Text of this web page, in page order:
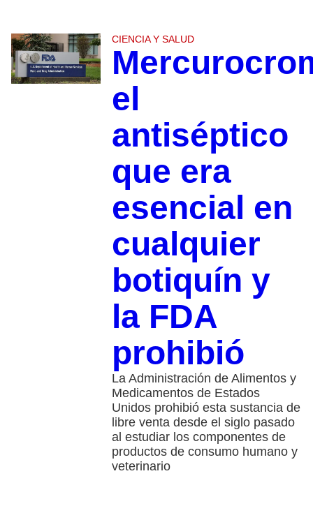
CIENCIA Y SALUD
el
antiséptico
que era
esencial en
cualquier
botiquín y
la FDA
prohibió
La Administración de Alimentos y
Medicamentos de Estados
Unidos prohibió esta sustancia de
libre venta desde el siglo pasado
al estudiar los componentes de
productos de consumo humano y
veterinario